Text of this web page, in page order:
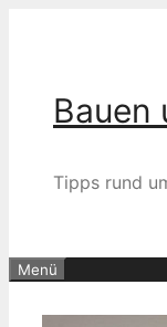
Bauen
Tipps rund
Menü